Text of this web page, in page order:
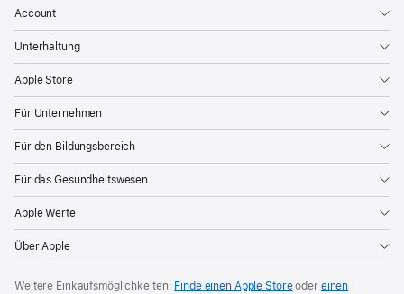
Account
Unterhaltung
Apple Store
Für Unternehmen
Für den Bildungsbereich
Für das Gesundheitswesen
Apple Werte
Über Apple
Weitere Einkaufsmöglichkeiten: Finde einen Apple Storeoder einen